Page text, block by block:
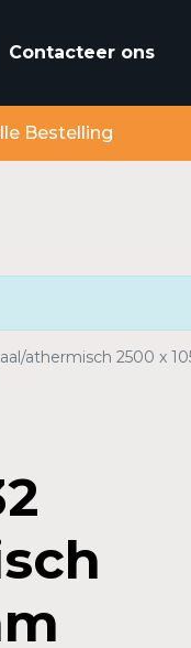
Contacteer ons
Bestelling
athermisch 2500 x